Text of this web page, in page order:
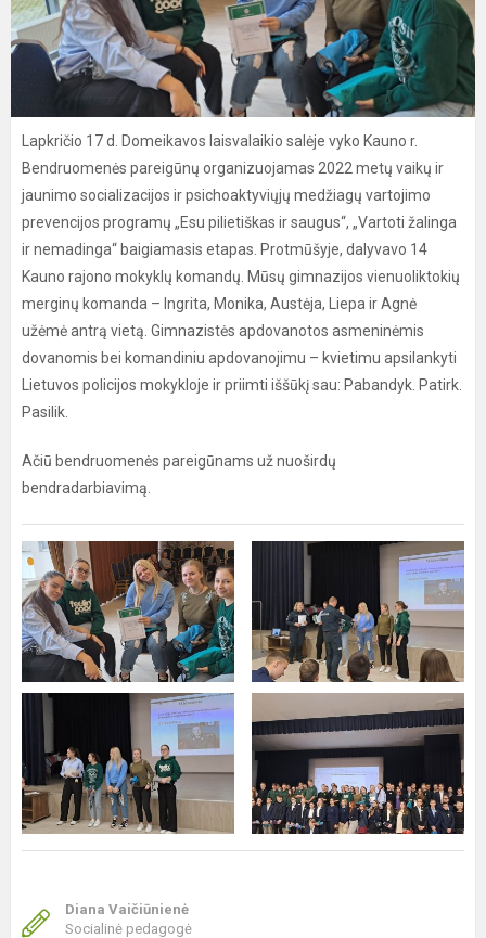
Lapkričio 17 d. Domeikavos laisvalaikio salėje vyko Kauno r.
Bendruomenės pareigūnų organizuojamas 2022 metų vaikų ir
jaunimo socializacijos ir psichoaktyviųjų medžiagų vartojimo
prevencijos programų „Esu pilietiškas ir saugus“, „Vartoti žalinga
ir nemadinga“ baigiamasis etapas. Protmūšyje, dalyvavo 14
Kauno rajono mokyklų komandų. Mūsų gimnazijos vienuoliktokių
merginų komanda – Ingrita, Monika, Austėja, Liepa ir Agnė
užėmė antrą vietą. Gimnazistės apdovanotos asmeninėmis
dovanomis bei komandiniu apdovanojimu – kvietimu apsilankyti
Lietuvos policijos mokykloje ir priimti iššūkį sau: Pabandyk. Patirk.
Pasilik.
Ačiū bendruomenės pareigūnams už nuoširdų
bendradarbiavimą.
Diana Vaičiūnienė
Socialinė pedagogė